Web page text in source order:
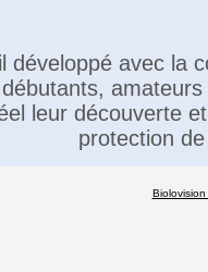
développé avec la
leur découverte
protection
Biolovision